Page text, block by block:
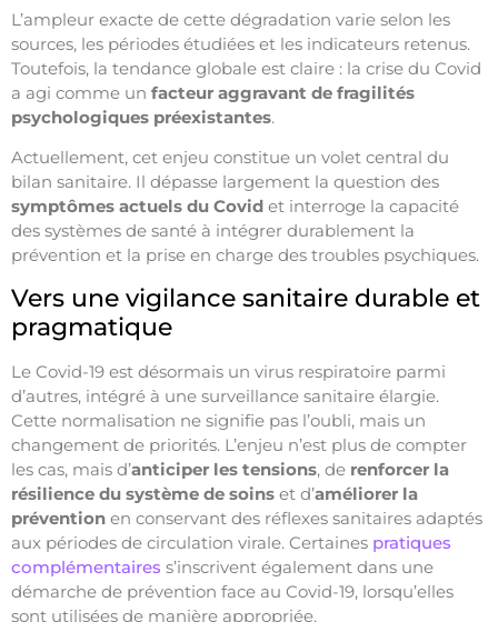
L’ampleur exacte de cette dégradation varie selon les
sources, les périodes étudiées et les indicateurs retenus.
Toutefois, la tendance globale est claire : la crise du Covid
a agi comme un facteur aggravant de fragilités
psychologiques préexistantes.
Actuellement, cet enjeu constitue un volet central du
bilan sanitaire. Il dépasse largement la question des
symptômes actuels du Covid et interroge la capacité
des systèmes de santé à intégrer durablement la
prévention et la prise en charge des troubles psychiques.
Vers une vigilance sanitaire durable et
pragmatique
Le Covid-19 est désormais un virus respiratoire parmi
d’autres, intégré à une surveillance sanitaire élargie.
Cette normalisation ne signifie pas l’oubli, mais un
changement de priorités. L’enjeu n’est plus de compter
les cas, mais d’anticiper les tensions, de renforcer la
résilience du système de soins et d’améliorer la
prévention en conservant des réflexes sanitaires adaptés
aux périodes de circulation virale. Certaines pratiques
complémentaires s’inscrivent également dans une
démarche de prévention face au Covid-19, lorsqu’elles
sont utilisées de manière appropriée.